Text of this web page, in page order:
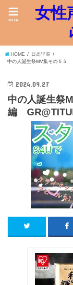
女性
menu
HOME
日高里菜
中の人誕生祭MV集その５５
2024.09.27
中の人誕生祭
編